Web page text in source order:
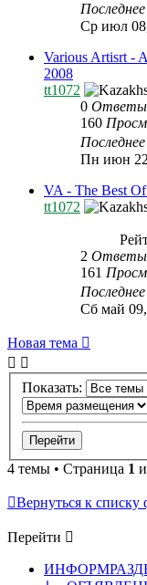
Ср июл
Various Artisrt -
2008
tt1072
0 Ответы
160
Пн июн
VA - The Best
tt1072
2 Ответы
161
Сб май
Новая тема
Показать:
4 темы • Страница 1
Вернуться к списку
Перейти